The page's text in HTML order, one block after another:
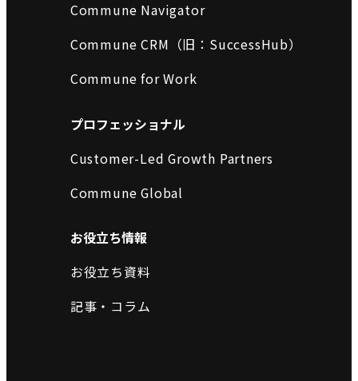
Commune Navigator
Commune CRM（旧：SuccessHub）
Commune for Work
プロフェッショナル
Customer-Led Growth Partners
Commune Global
お役立ち情報
お役立ち資料
記事・コラム